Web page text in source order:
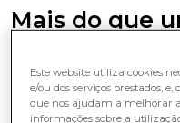
Mais do que
Se habitualmente
Este website utiliza cookies
e/ou dos serviços prestados,
que nos ajudam a melhorar
informações sobre a